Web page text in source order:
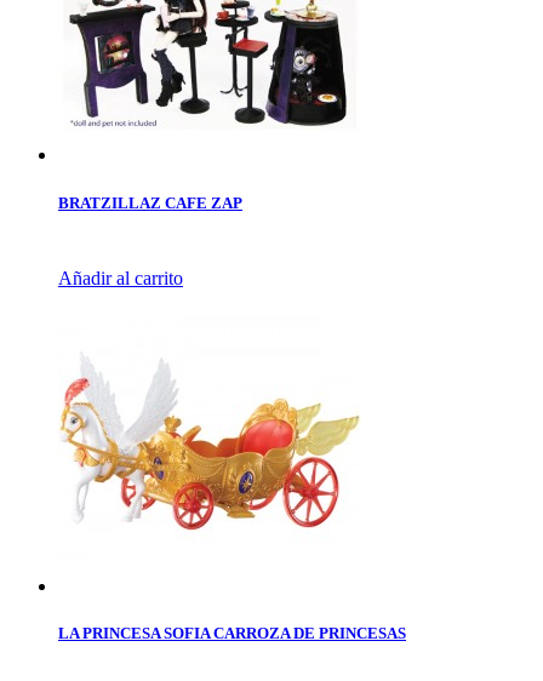
BRATZILLAZ CAFE ZAP
Añadir al carrito
LA PRINCESA SOFIA CARROZA DE PRINCESAS